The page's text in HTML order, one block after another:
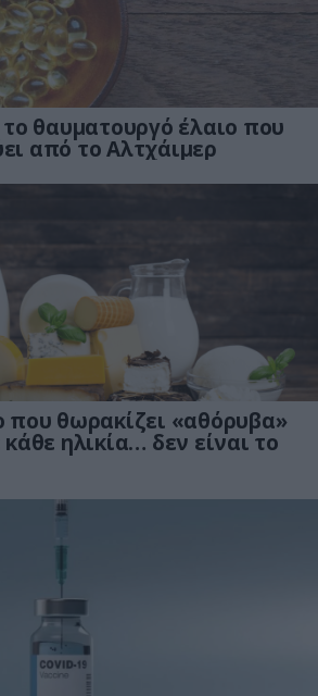
το θαυματουργό έλαιο που
από το Αλτχάιμερ
που θωρακίζει «αθόρυβα»
ηλικία… δεν είναι το